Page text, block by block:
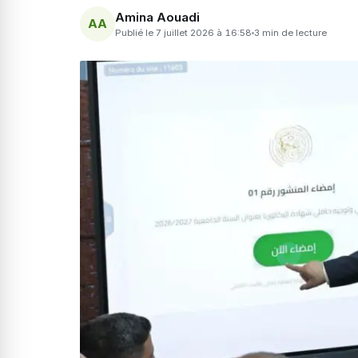
AA Amina Aouadi
Publié le 7 juillet 2026 à 16:58 3 min de lecture